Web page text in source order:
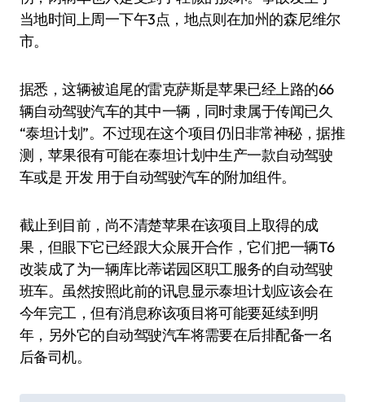
当地时间上周一下午3点，地点则在加州的森尼维尔
市。
据悉，这辆被追尾的雷克萨斯是苹果已经上路的66
辆自动驾驶汽车的其中一辆，同时隶属于传闻已久
“泰坦计划”。不过现在这个项目仍旧非常神秘，据推
测，苹果很有可能在泰坦计划中生产一款自动驾驶
车或是 开发 用于自动驾驶汽车的附加组件。
截止到目前，尚不清楚苹果在该项目上取得的成
果，但眼下它已经跟大众展开合作，它们把一辆T6
改装成了为一辆库比蒂诺园区职工服务的自动驾驶
班车。虽然按照此前的讯息显示泰坦计划应该会在
今年完工，但有消息称该项目将可能要延续到明
年，另外它的自动驾驶汽车将需要在后排配备一名
后备司机。